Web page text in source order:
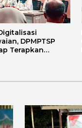
DPMPTSP
Terapkan